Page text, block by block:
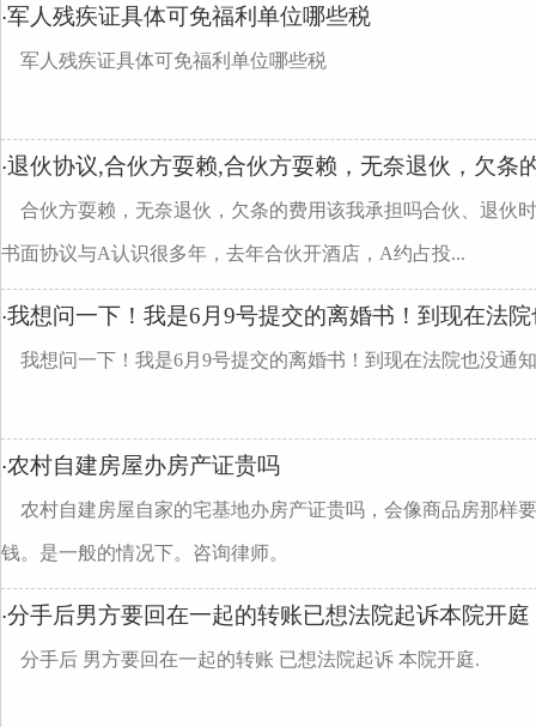
·军人残疾证具体可免福利单位哪些税
军人残疾证具体可免福利单位哪些税
·退伙协议,合伙方耍赖,合伙方耍赖，无奈退伙，欠条
合伙方耍赖，无奈退伙，欠条的费用该我承担吗合伙、退伙
书面协议与A认识很多年，去年合伙开酒店，A约占投...
·我想问一下！我是6月9号提交的离婚书！到现在法
我想问一下！我是6月9号提交的离婚书！到现在法院也没通
·农村自建房屋办房产证贵吗
农村自建房屋自家的宅基地办房产证贵吗，会像商品房那样
钱。是一般的情况下。咨询律师。
·分手后男方要回在一起的转账已想法院起诉本院开庭
分手后 男方要回在一起的转账 已想法院起诉 本院开庭.